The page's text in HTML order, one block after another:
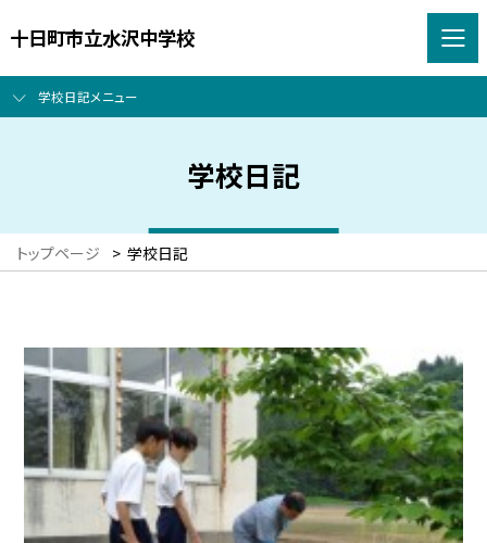
十日町市立水沢中学校
学校日記メニュー
学校日記
トップページ > 学校日記